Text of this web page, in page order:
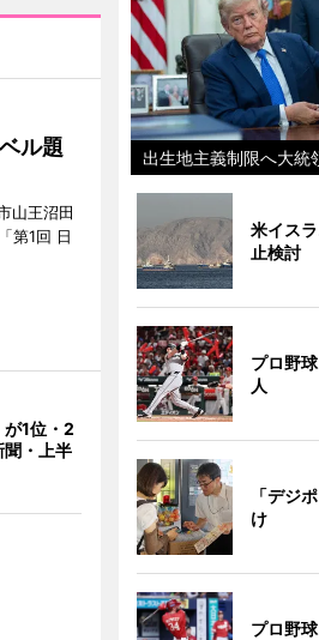
ル題
山王沼田
第1回 日
1位・2
・上半
出生地主義制限へ大統
米イス
止検討
プロ野
人
「デジ
け
プロ野